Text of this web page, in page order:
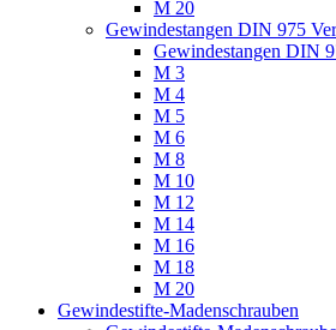
M 20
Gewindestangen DIN 975
Gewindestangen DIN
M 3
M 4
M 5
M 6
M 8
M 10
M 12
M 14
M 16
M 18
M 20
Gewindestifte-Madenschrauben